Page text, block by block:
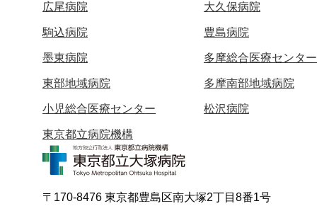
広尾病院 大久保病院
駒込病院 豊島病院
墨東病院 多摩総合医療センター
東部地域病院 多摩南部地域病院
小児総合医療センター 松沢病院
東京都立病院機構
〒170-8476 東京都豊島区南大塚2丁目8番1号